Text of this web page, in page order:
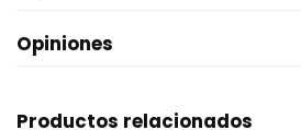
Opiniones
Productos relacionados